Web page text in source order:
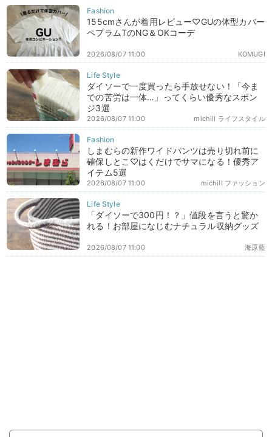
155cmさんが着用レビュー♡GUの体型カバー
ペプラムTのNG＆OKコーデ
KOMUGI
2026/08/07 11:00
ダイソーで一度買ったら手放せない！「今ま
での苦労は一体…」ってくらい優秀なスポン
ジ3選
michill ライフスタイル
2026/08/07 11:00
しまむらの新作ワイドパンツは売り切れ前に
確保しとこ♡はくだけでサマになる！優秀ア
イテム5選
michill ファッション
2026/08/07 11:00
「ダイソーで300円！？」値段を言うと驚か
れる！お部屋になじむナチュラル収納グッズ
海原藍
2026/08/07 11:00